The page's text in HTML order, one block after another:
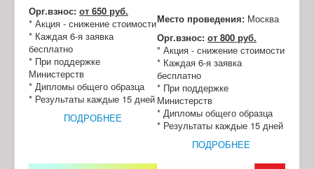
Орг.взнос: от 650 руб.
* Акция - снижение стоимости
* Каждая 6-я заявка
бесплатно
* При поддержке
Министерств
* Дипломы общего образца
* Результаты каждые 15 дней
ПОДРОБНЕЕ
Место проведения: Москва
Орг.взнос: от 800 руб.
* Акция - снижение стоимости
* Каждая 6-я заявка
бесплатно
* При поддержке
Министерств
* Дипломы общего образца
* Результаты каждые 15 дней
ПОДРОБНЕЕ